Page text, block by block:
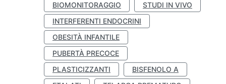
BIOMONITORAGGIO
STUDI IN VIVO
INTERFERENTI ENDOCRINI
OBESITÀ INFANTILE
PUBERTÀ PRECOCE
PLASTICIZZANTI
BISFENOLO A